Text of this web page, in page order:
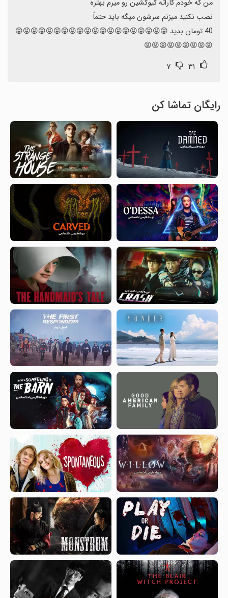
40 تومان بدید 😡😡😡😡😡😡😡😡😡😡😡😡😡😡😡😡😡😡😡😡
😡😡😡😡😡😡😡😡😡
۳۱ ۷
رایگان تماشا کن